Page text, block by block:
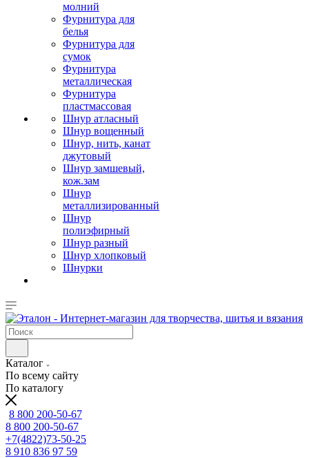
молний
Фурнитура для
белья
Фурнитура для
сумок
Фурнитура
металлическая
Фурнитура
пластмассовая
Шнур атласный
Шнур вощенный
Шнур, нить, канат
джутовый
Шнур замшевый,
кож.зам
Шнур
металлизированный
Шнур
полиэфирный
Шнур разный
Шнур хлопковый
Шнурки
Каталог
По всему сайту
По каталогу
8 800 200-50-67
8 800 200-50-67
+7(4822)73-50-25
8 910 836 97 59